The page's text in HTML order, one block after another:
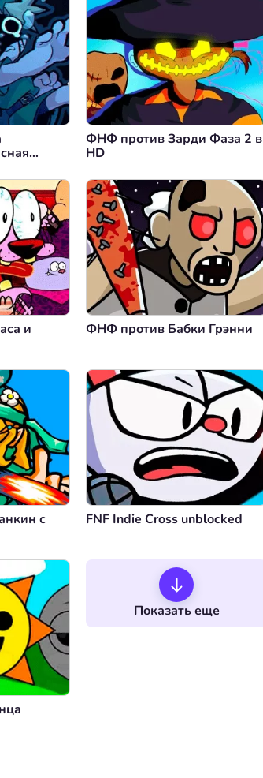
ФНФ против Зарди Фаза 2 в
HD
и
ФНФ против Бабки Грэнни
с
FNF Indie Cross unblocked
Показать еще